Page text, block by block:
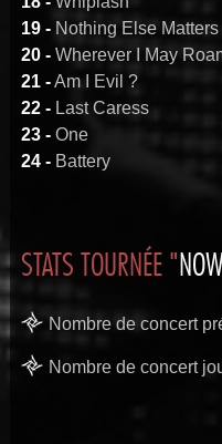
19 -Nothing Else Matters
20 -Wherever I May
21 -Am I Evil ?
22 -Last Caress
23 -One
24 -Battery
STATS TOURNÉE "
Nombre de concert
Nombre de concert